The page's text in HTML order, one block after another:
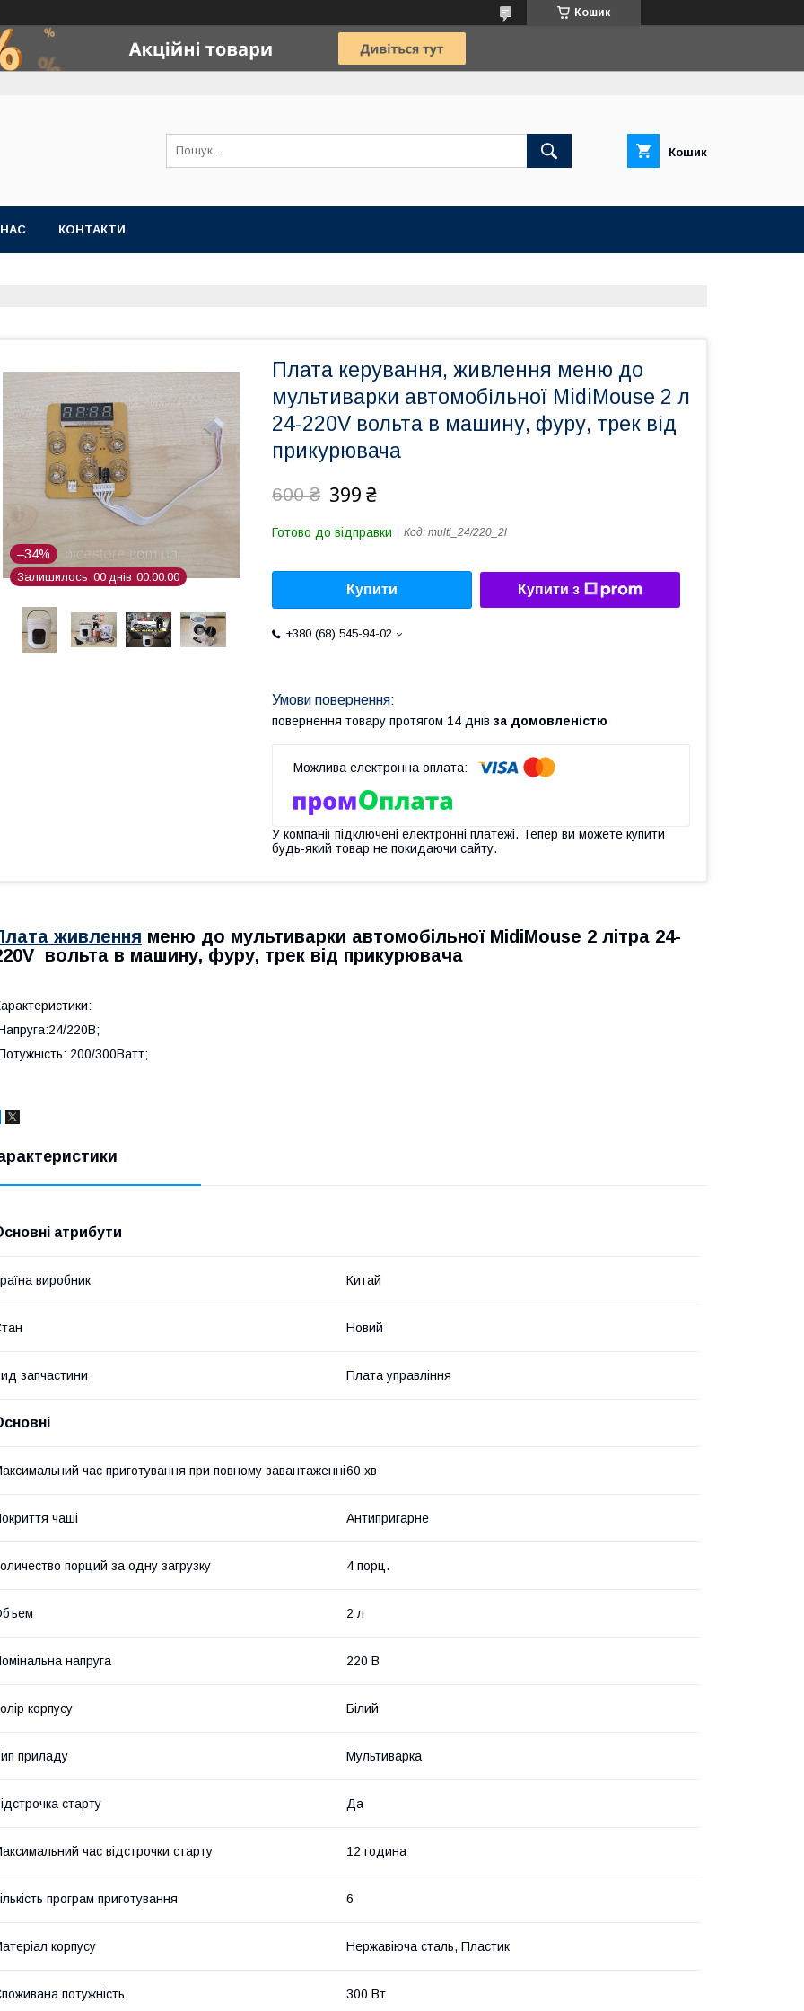
Кошик
Кошик
КОНТАКТИ
–34%
Залишилось 00 днів 00 00 00
Плата керування, живлення меню до
мультиварки автомобільної MidiMouse 2 л
24-220V вольта в машину, фуру, трек від
прикурювача
600 ₴ 399 ₴
Готово до відправки Код: multi_24/220_2l
Купити Купити з
+380 (68) 545-94-02
повернення товару протягом 14 днів за домовленістю
У компанії підключені електронні платежі. Тепер ви можете купити
будь-який товар не покидаючи сайту.
живлення меню до мультиварки автомобільної MidiMouse 2 літра 24-
вольта в машину, фуру, трек від прикурювача
220В;
200/300Ватт;
атрибути
виробник Китай
Новий
запчастини Плата управління
час приготування при повному завантаженні60 хв
чаші Антипригарне
порций за одну загрузку 4 порц.
2 л
напруга 220 В
корпусу Білий
приладу Мультиварка
старту Да
час відстрочки старту 12 година
програм приготування 6
корпусу Нержавіюча сталь, Пластик
потужність 300 Вт